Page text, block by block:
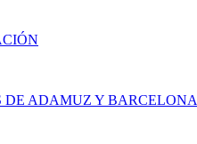
DE ADAMUZ Y BARCELONA